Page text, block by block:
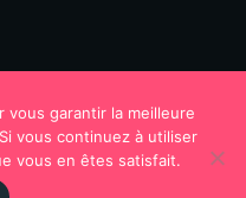
vous garantir la meilleure
vous continuez à utiliser
vous en êtes satisfait.